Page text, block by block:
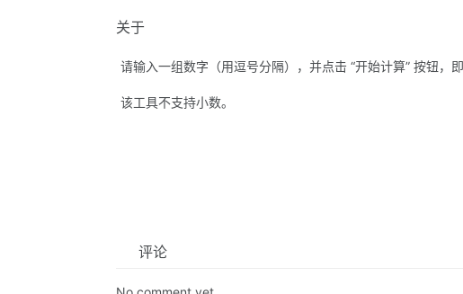
关于
请输入一组数字（用逗号分隔），并点击 “开始计算” 按钮，
该工具不支持小数。
评论